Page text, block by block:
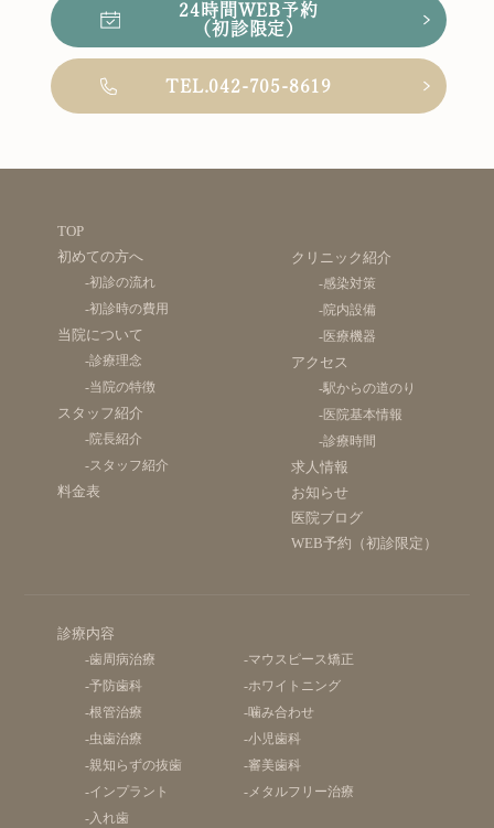
24時間WEB予約
（初診限定）
TEL.042-705-8619
TOP
初めての方へ
-初診の流れ
-初診時の費用
当院について
-診療理念
-当院の特徴
スタッフ紹介
-院長紹介
-スタッフ紹介
料金表
クリニック紹介
-感染対策
-院内設備
-医療機器
アクセス
-駅からの道のり
-医院基本情報
-診療時間
求人情報
お知らせ
医院ブログ
WEB予約（初診限定）
診療内容
-歯周病治療
-予防歯科
-根管治療
-虫歯治療
-親知らずの抜歯
-インプラント
-入れ歯
-マウスピース矯正
-ホワイトニング
-噛み合わせ
-小児歯科
-審美歯科
-メタルフリー治療